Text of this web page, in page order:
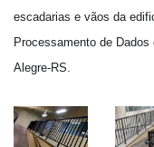
escadarias e vãos da
Processamento de
Alegre-RS.